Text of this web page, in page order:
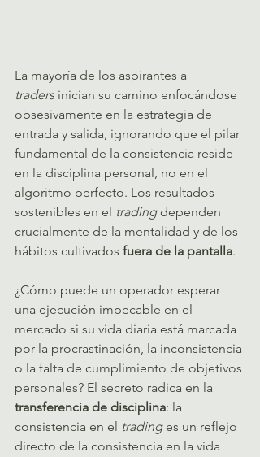
La mayoría de los aspirantes a
traders inician su camino enfocándose
obsesivamente en la estrategia de
entrada y salida, ignorando que el pilar
fundamental de la consistencia reside
en la disciplina personal, no en el
algoritmo perfecto. Los resultados
sostenibles en el trading dependen
crucialmente de la mentalidad y de los
hábitos cultivados fuera de la pantalla.
¿Cómo puede un operador esperar
una ejecución impecable en el
mercado si su vida diaria está marcada
por la procrastinación, la inconsistencia
o la falta de cumplimiento de objetivos
personales? El secreto radica en la
transferencia de disciplina: la
consistencia en el trading es un reflejo
directo de la consistencia en la vida